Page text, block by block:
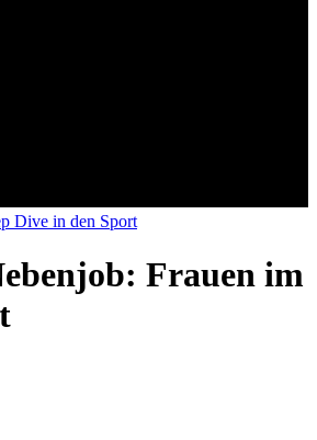
Dive in den Sport
Frauen im